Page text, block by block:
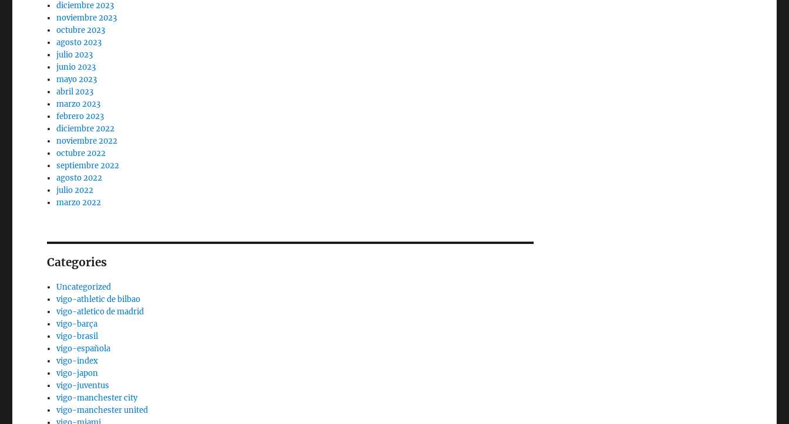
diciembre 2023
noviembre 2023
octubre 2023
agosto 2023
julio 2023
junio 2023
mayo 2023
abril 2023
marzo 2023
febrero 2023
diciembre 2022
noviembre 2022
octubre 2022
septiembre 2022
agosto 2022
julio 2022
marzo 2022
Categories
Uncategorized
vigo-athletic de bilbao
vigo-atletico de madrid
vigo-barça
vigo-brasil
vigo-española
vigo-index
vigo-japon
vigo-juventus
vigo-manchester city
vigo-manchester united